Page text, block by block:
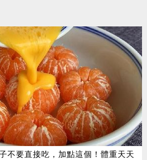
不要直接吃，加點這個！體重天天